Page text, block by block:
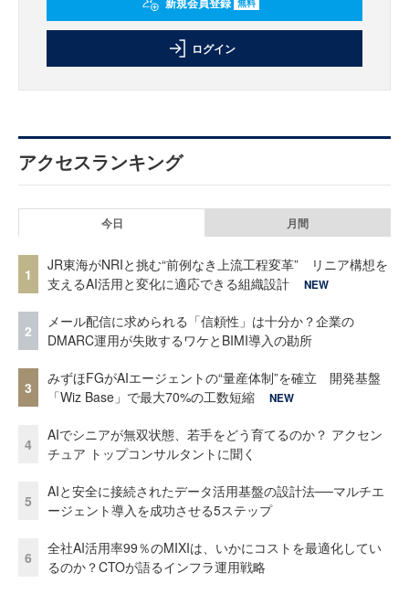
ログイン
アクセスランキング
今日 月間
1
JR東海がNRIと挑む“前例なき上流工程変革” リニア構想を
支えるAI活用と変化に適応できる組織設計
NEW
2
メール配信に求められる「信頼性」は十分か？企業の
DMARC運用が失敗するワケとBIMI導入の勘所
3
みずほFGがAIエージェントの“量産体制”を確立 開発基盤
「Wiz Base」で最大70%の工数短縮
NEW
4
AIでシニアが無双状態、若手をどう育てるのか？ アクセン
チュア トップコンサルタントに聞く
5
AIと安全に接続されたデータ活用基盤の設計法──マルチエ
ージェント導入を成功させる5ステップ
6
全社AI活用率99％のMIXIは、いかにコストを最適化してい
るのか？CTOが語るインフラ運用戦略